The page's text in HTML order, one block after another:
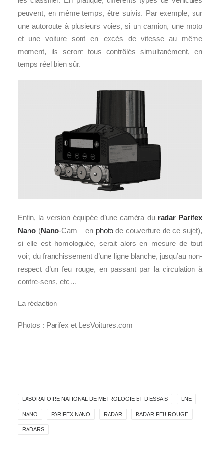
peuvent, en même temps, être suivis. Par exemple, sur
une autoroute à plusieurs voies, si un camion, une moto
et une voiture sont en excès de vitesse au même
moment, ils seront tous contrôlés simultanément, en
temps réel bien sûr.
Enfin, la version équipée d’une caméra du radar Parifex
Nano (Nano-Cam – en photode couverture de ce sujet),
si elle est homologuée, serait alors en mesure de tout
voir, du franchissement d’une ligne blanche, jusqu’au non-
respect d’un feu rouge, en passant par la circulation à
contre-sens, etc…
La rédaction
Photos : Parifex et LesVoitures.com
LABORATOIRE NATIONAL DE MÉTROLOGIE ET D’ESSAIS LNE
NANO PARIFEX NANO RADAR RADAR FEU ROUGE
RADARS